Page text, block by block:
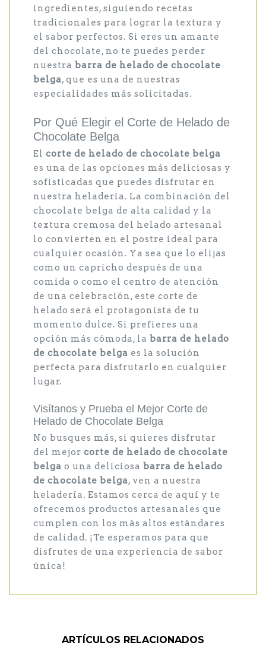
ingredientes, siguiendo recetas
tradicionales para lograr la textura y
el sabor perfectos. Si eres un amante
del chocolate, no te puedes perder
nuestra barra de helado de chocolate
belga, que es una de nuestras
especialidades más solicitadas.
Por Qué Elegir el Corte de Helado de
Chocolate Belga
El corte de helado de chocolate belga
es una de las opciones más deliciosas y
sofisticadas que puedes disfrutar en
nuestra heladería. La combinación del
chocolate belga de alta calidad y la
textura cremosa del helado artesanal
lo convierten en el postre ideal para
cualquier ocasión. Ya sea que lo elijas
como un capricho después de una
comida o como el centro de atención
de una celebración, este corte de
helado será el protagonista de tu
momento dulce. Si prefieres una
opción más cómoda, la barra de helado
de chocolate belga es la solución
perfecta para disfrutarlo en cualquier
lugar.
Visítanos y Prueba el Mejor Corte de
Helado de Chocolate Belga
No busques más, si quieres disfrutar
del mejor corte de helado de chocolate
belga o una deliciosa barra de helado
de chocolate belga, ven a nuestra
heladería. Estamos cerca de aquí y te
ofrecemos productos artesanales que
cumplen con los más altos estándares
de calidad. ¡Te esperamos para que
disfrutes de una experiencia de sabor
única!
ARTÍCULOS RELACIONADOS